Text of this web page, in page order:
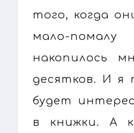
того, когда
мало-
накопилось
десятков. И я
будет
в книжки. А